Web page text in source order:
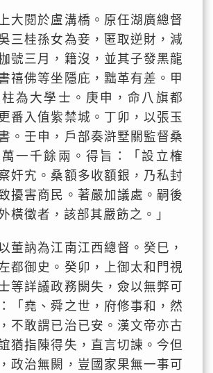
大閱於盧溝橋。原任湖廣總督
三桂孫女為妾，匿取逆財，減
號三月，籍沒，並其子發黑龍
禧佛等坐隱庇，黜革有差。甲
為大學士。庚申，命八旗都
番入值紫禁城。丁卯，以張玉
。壬申，戶部奏滸墅關監督桑
一千餘兩。得旨：「設立榷
奸宄。桑額多收額銀，乃私封
擾害商民。著嚴加議處。嗣後
橫徵者，該部其嚴飭之。」
董訥為江南江西總督。癸巳，
都御史。癸卯，上御太和門視
等詳議政務闕失，僉以無弊可
「堯、舜之世，府修事和，然
不敢謂已治已安。漢文帝亦古
猶指陳得失，直言切諫。今但
政治無闕，豈國家果無一事可